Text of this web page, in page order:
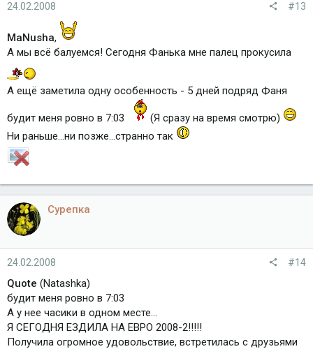
24.02.2008 #13
MaNusha,
А мы всё балуемся! Сегодня Фанька мне палец прокусила
А ещё заметила одну особенность - 5 дней подряд Фаня
будит меня ровно в 7:03
(Я сразу на время смотрю)
Ни раньше...ни позже...странно так
Сурепка
24.02.2008 #14
Quote (Natashka)
будит меня ровно в 7:03
А у нее часики в одном месте...
Я СЕГОДНЯ ЕЗДИЛА НА ЕВРО 2008-2!!!!!
Получила огромное удовольствие, встретилась с друзьями